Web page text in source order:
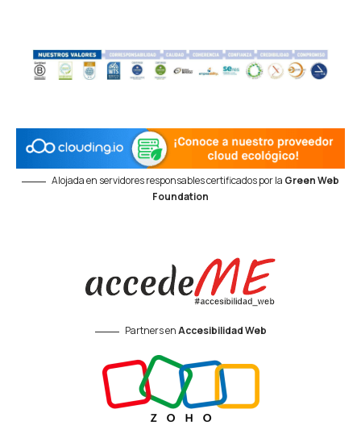
Alojada en servidores responsables certificados por la Green Web
Foundation
Partners enAccesibilidad Web